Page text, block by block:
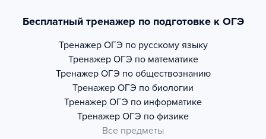
Бесплатный тренажер по подготовке к ОГЭ
Тренажер ОГЭ по русскому языку
Тренажер ОГЭ по математике
Тренажер ОГЭ по обществознанию
Тренажер ОГЭ по биологии
Тренажер ОГЭ по информатике
Тренажер ОГЭ по физике
Все предметы